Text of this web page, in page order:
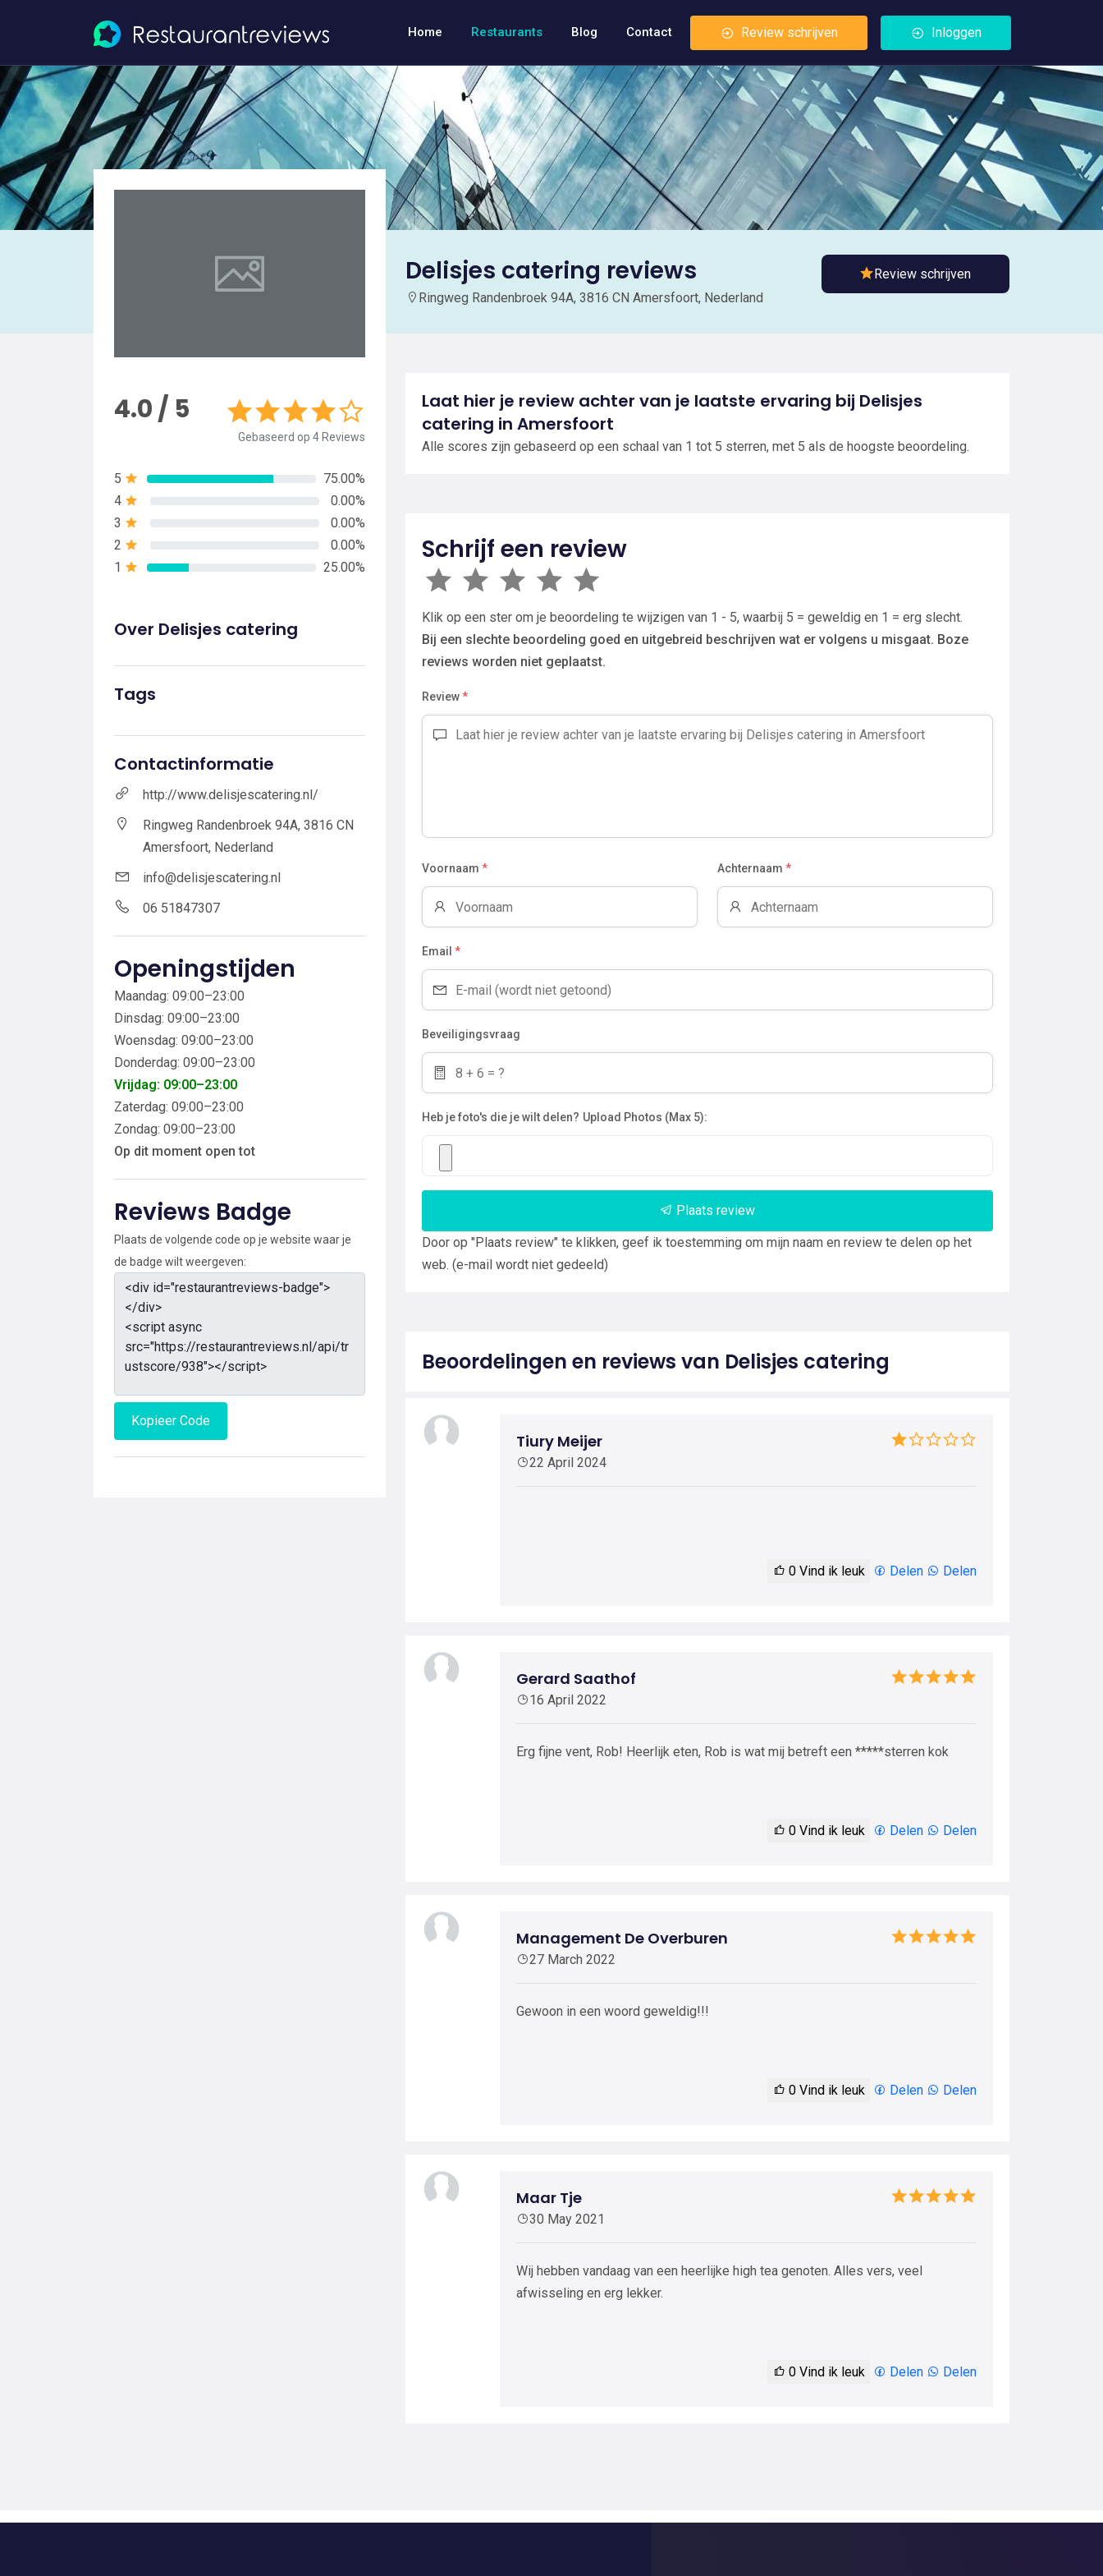
Home Restaurants Blog Contact Review schrijven Inloggen
Delisjes catering reviews
Ringweg Randenbroek 94A, 3816 CN Amersfoort, Nederland
Review schrijven
4.0 / 5
Gebaseerd op 4 Reviews
5
75.00%
4
0.00%
3
0.00%
2
0.00%
1
25.00%
Over Delisjes catering
Tags
Contactinformatie
http://www.delisjescatering.nl/
Ringweg Randenbroek 94A, 3816 CN
Amersfoort, Nederland
info@delisjescatering.nl
06 51847307
Openingstijden
Maandag: 09:00–23:00
Dinsdag: 09:00–23:00
Woensdag: 09:00–23:00
Donderdag: 09:00–23:00
Vrijdag: 09:00–23:00
Zaterdag: 09:00–23:00
Zondag: 09:00–23:00
Op dit moment open tot
Reviews Badge
Plaats de volgende code op je website waar je
de badge wilt weergeven:
Kopieer Code
Laat hier je review achter van je laatste ervaring bij Delisjes
catering in Amersfoort
Alle scores zijn gebaseerd op een schaal van 1 tot 5 sterren, met 5 als de hoogste beoordeling.
Schrijf een review
Klik op een ster om je beoordeling te wijzigen van 1 - 5, waarbij 5 = geweldig en 1 = erg slecht.
Bij een slechte beoordeling goed en uitgebreid beschrijven wat er volgens u misgaat. Boze
reviews worden niet geplaatst.
Review*
Voornaam * Achternaam *
Email *
Beveiligingsvraag
Heb je foto's die je wilt delen? Upload Photos (Max 5):
Plaats review
Door op "Plaats review" te klikken, geef ik toestemming om mijn naam en review te delen op het
web. (e-mail wordt niet gedeeld)
Beoordelingen en reviews van Delisjes catering
Tiury Meijer
22 April 2024
0 Vind ik leuk Delen Delen
Gerard Saathof
16 April 2022
Erg fijne vent, Rob! Heerlijk eten, Rob is wat mij betreft een *****sterren kok
0 Vind ik leuk Delen Delen
Management De Overburen
27 March 2022
Gewoon in een woord geweldig!!!
0 Vind ik leuk Delen Delen
Maar Tje
30 May 2021
Wij hebben vandaag van een heerlijke high tea genoten. Alles vers, veel
afwisseling en erg lekker.
0 Vind ik leuk Delen Delen